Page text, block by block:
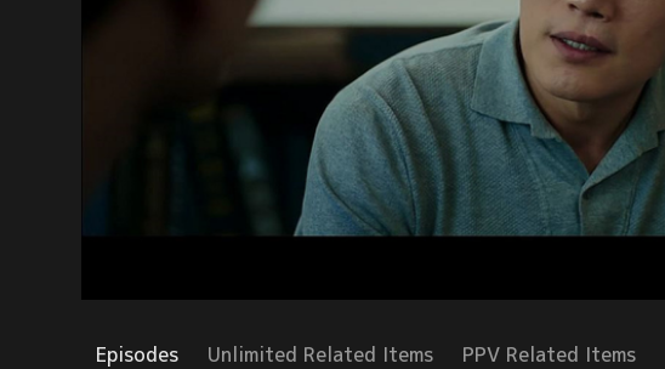
Episodes Unlimited Related Items PPV Related Items